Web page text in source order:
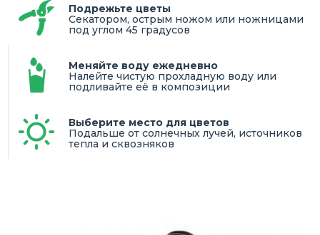
Подрежьте цветы
Секатором, острым ножом или ножницами
под углом 45 градусов
Меняйте воду ежедневно
Налейте чистую прохладную воду или
подливайте её в композиции
Выберите место для цветов
Подальше от солнечных лучей, источников
тепла и сквозняков